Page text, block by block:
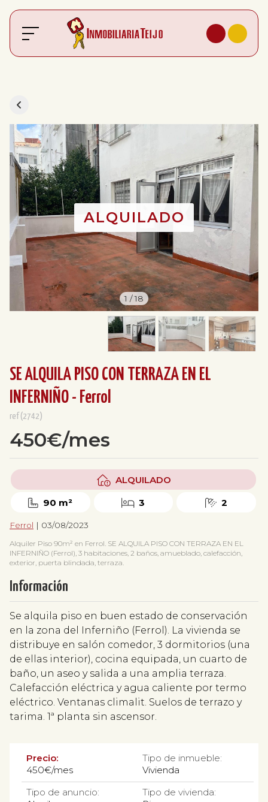
1 /18
SE ALQUILA PISO CON TERRAZA EN EL
INFERNIÑO - Ferrol
ref(2742)
450€/mes
ALQUILADO
90 m² 3 2
Ferrol | 03/08/2023
Alquiler Piso 90m² en Ferrol. SE ALQUILA PISO CON TERRAZA EN EL
INFERNIÑO (Ferrol), 3 habitaciones, 2 baños, amueblado, calefacción,
exterior, puerta blindada, terraza.
Información
Se alquila piso en buen estado de conservación
en la zona del Inferniño (Ferrol). La vivienda se
distribuye en salón comedor, 3 dormitorios (una
de ellas interior), cocina equipada, un cuarto de
baño, un aseo y salida a una amplia terraza.
Calefacción eléctrica y agua caliente por termo
eléctrico. Ventanas climalit. Suelos de terrazo y
tarima. 1ª planta sin ascensor.
Precio:
450€/mes
Tipo de inmueble:
Vivienda
Tipo de anuncio:
Tipo de vivienda: